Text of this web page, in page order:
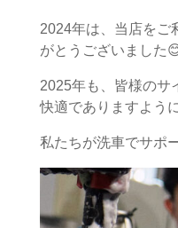
2024年は、当店をご
がとうございました
2025年も、皆様のサ
快適でありますよう
私たちが洗車でサポ